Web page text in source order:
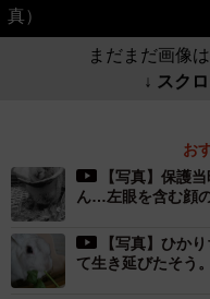
真）
まだまだ画像
↓ スク
お
【写真】保護
ん…左眼を含む顔
【写真】ひか
て生き延びたそう